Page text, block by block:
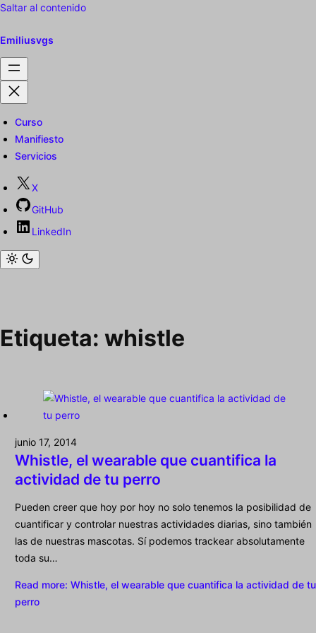
Saltar al contenido
Emiliusvgs
Curso
Manifiesto
Servicios
X
GitHub
LinkedIn
Etiqueta: whistle
junio 17, 2014
Whistle, el wearable que cuantifica la
actividad de tu perro
Pueden creer que hoy por hoy no solo tenemos la posibilidad de
cuantificar y controlar nuestras actividades diarias, sino también
las de nuestras mascotas. Sí podemos trackear absolutamente
toda su…
Read more: Whistle, el wearable que cuantifica la actividad de tu
perro